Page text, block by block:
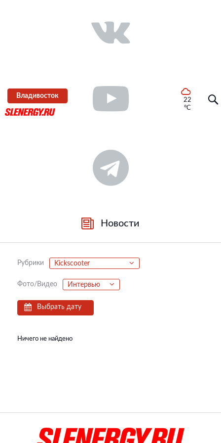
Владивосток
22
°C
Новости
Рубрики Kickscooter
Фото/Видео Интервью
Выбрать дату
Ничего не найдено